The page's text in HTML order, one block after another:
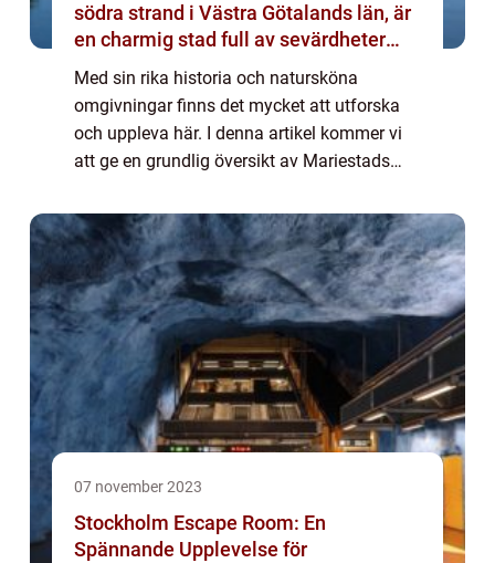
södra strand i Västra Götalands län, är
en charmig stad full av sevärdheter
som lockar både lokalbefolkningen och
Med sin rika historia och natursköna
omgivningar finns det mycket att utforska
och uppleva här. I denna artikel kommer vi
att ge en grundlig översikt av Mariestads
unika och intressanta. Vi kommer också att
a...
07 november 2023
Stockholm Escape Room: En
Spännande Upplevelse för